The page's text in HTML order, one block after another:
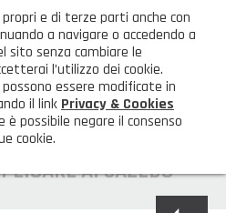
AREA CLIENTI
AI GAZEBO
e di terze parti anche con
a navigare o accedendo a
sito senza cambiare le
l’utilizzo dei cookie.
essere modificate in
il link Privacy & Cookies
possibile negare il consenso
cookie.